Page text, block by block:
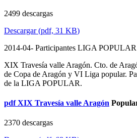
2499 descargas
Descargar(pdf, 31 KB)
2014-04- Participantes LIGA
XIX Travesía valle Aragón. Cto. de
de Copa de Aragón y VI Liga popular.
de la LIGA POPULAR.
pdf XIX Travesía valle Aragón
2370 descargas